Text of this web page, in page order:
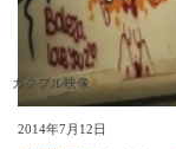
ガクブル映像
2014年7月12日